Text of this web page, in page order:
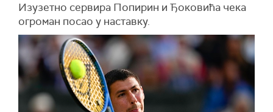
Изузетно сервира Попирин и Ђоковића чека
огроман посао у наставку.